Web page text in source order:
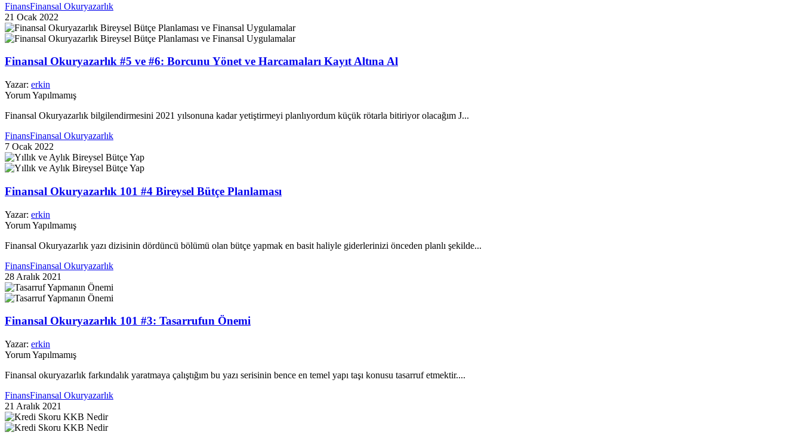
FinansFinansal Okuryazarlık
21 Ocak 2022
Finansal Okuryazarlık #5 ve #6: Borcunu Yönet ve Harcamaları Kayıt Altına Al
Yazar: erkin
Yorum Yapılmamış
Finansal Okuryazarlık bilgilendirmesini 2021 yılsonuna kadar yetiştirmeyi planlıyordum küçük rötarla bitiriyor olacağım J...
FinansFinansal Okuryazarlık
7 Ocak 2022
Finansal Okuryazarlık 101 #4 Bireysel Bütçe Planlaması
Yazar: erkin
Yorum Yapılmamış
Finansal Okuryazarlık yazı dizisinin dördüncü bölümü olan bütçe yapmak en basit haliyle giderlerinizi önceden planlı şekilde...
FinansFinansal Okuryazarlık
28 Aralık 2021
Finansal Okuryazarlık 101 #3: Tasarrufun Önemi
Yazar: erkin
Yorum Yapılmamış
Finansal okuryazarlık farkındalık yaratmaya çalıştığım bu yazı serisinin bence en temel yapı taşı konusu tasarruf etmektir....
FinansFinansal Okuryazarlık
21 Aralık 2021